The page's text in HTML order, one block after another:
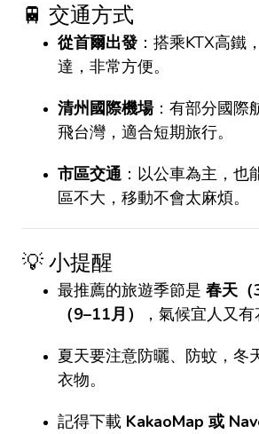
🚆 交通方式
從首爾出發 ：搭乘KTX高鐵
達，非常方便。
清州國際機場：有部分國際
飛台灣，適合短期旅行。
市區交通 ：以公車為主，也
區不大，移動不會太麻煩。
💡 小提醒
最推薦的旅遊季節是 春天（
（9–11月）
，氣候宜人又有
夏天要注意防曬、防蚊，冬
衣物。
記得下載 KakaoMap 或